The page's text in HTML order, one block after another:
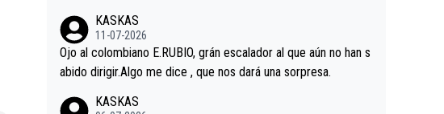
casi sin pedalear, luego está el saludo con Evenepoel dándose
la mano de una manera muy fraternal, más allá de los típicos t
oques en el hombro con que saludaba a Vingegard. Ahí hubo u
o aprieta, a ver si por querer poner a Del Toro con calzador e
KASKAS
11-07-2026
Ojo al colombiano E.RUBIO, grán escalador al que aún no han s
abido dirigir.Algo me dice , que nos dará una sorpresa.
KASKAS